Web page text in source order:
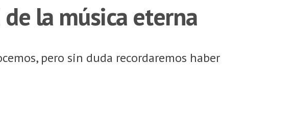
la música eterna
pero sin duda recordaremos haber